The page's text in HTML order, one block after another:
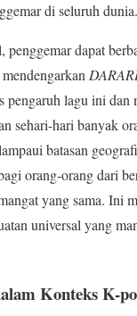
di seluruh dunia.
penggemar dapat
pengaruh lagu ini dan
sehari-hari banyak
batasan
orang-orang dari
yang sama. Ini
universal yang
Konteks K-